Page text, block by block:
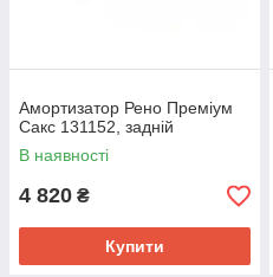
Амортизатор Рено Преміум
Сакс 131152, задній
В наявності
4 820 ₴
Купити